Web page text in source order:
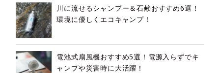
川に流せるシャンプー＆石鹸おすすめ6選！
環境に優しくエコキャンプ！
電池式扇風機おすすめ5選！電源入らずでキ
ャンプや災害時に大活躍！